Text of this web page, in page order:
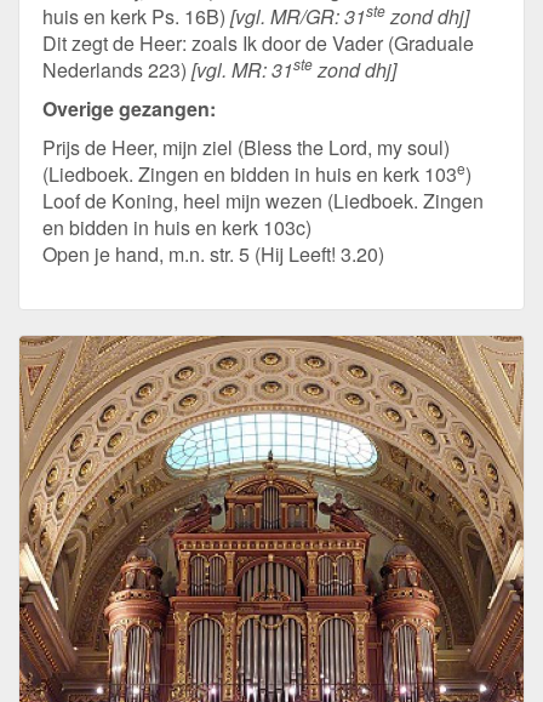
huis en kerk Ps. 16B) [vgl. MR/GR: 31stezond dhj]
Dit zegt de Heer: zoals Ik door de Vader (Graduale
Nederlands 223) [vgl. MR: 31stezond dhj]
Overige gezangen:
Prijs de Heer, mijn ziel (Bless the Lord, my soul)
(Liedboek. Zingen en bidden in huis en kerk 103e)
Loof de Koning, heel mijn wezen (Liedboek. Zingen
en bidden in huis en kerk 103c)
Open je hand, m.n. str. 5 (Hij Leeft! 3.20)